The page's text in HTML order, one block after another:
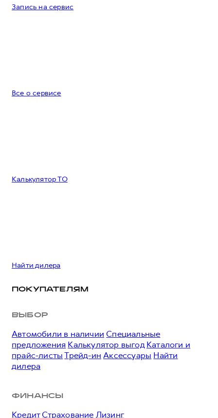
Запись на сервис
Все о сервисе
Калькулятор ТО
Найти дилера
ПОКУПАТЕЛЯМ
ВЫБОР
Автомобили в наличии Специальные
предложения Калькулятор выгод Каталоги и
прайс-листы Трейд-ин Аксессуары Найти
дилера
ФИНАНСЫ
Кредит Страхование Лизинг